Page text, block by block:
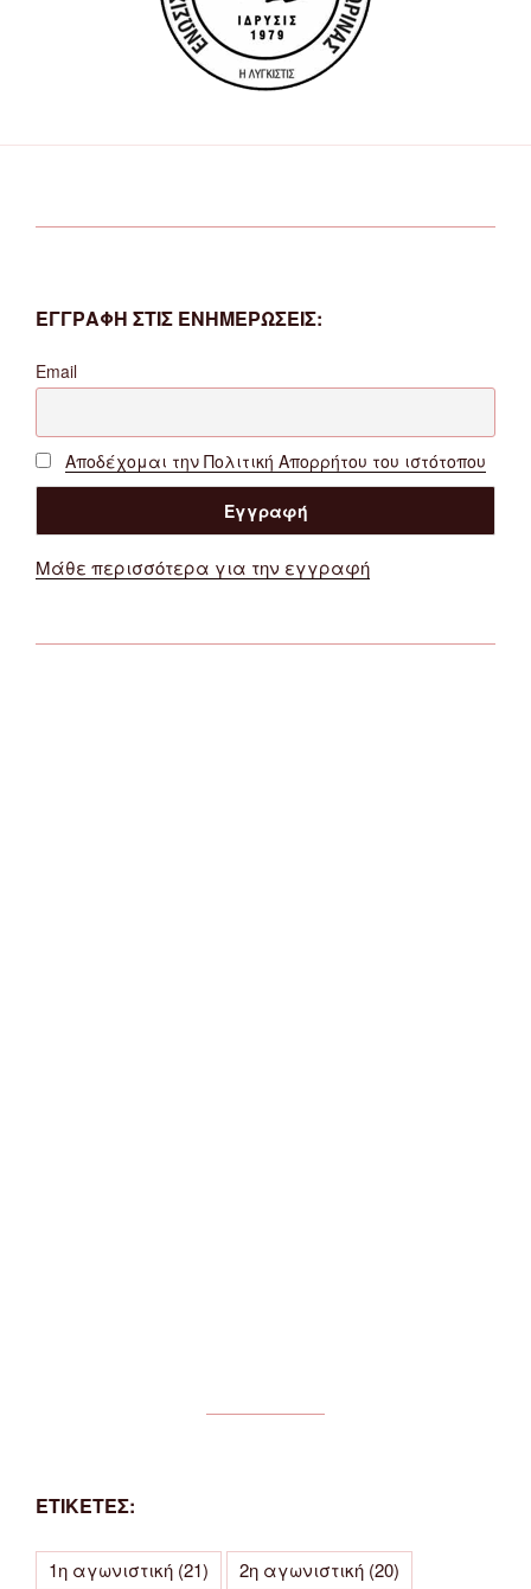
ΕΓΓΡΑΦΗ ΣΤΙΣ ΕΝΗΜΕΡΩΣΕΙΣ:
Email
Αποδέχομαι την Πολιτική Απορρήτου του ιστότοπου
Μάθε περισσότερα για την εγγραφή
ΕΤΙΚΕΤΕΣ:
1η αγωνιστική (21) 2η αγωνιστική (20)